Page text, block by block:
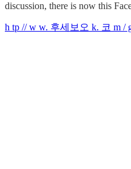
discussion, there is now this
h tp // w w. 후세보오 k. 코 m /